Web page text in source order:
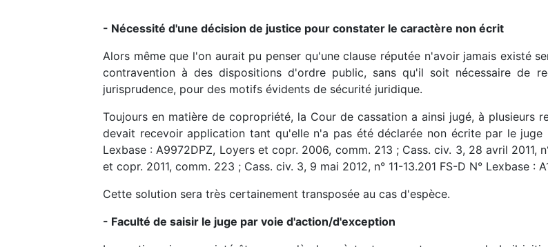
- Nécessité d'une décision de justice pour constater le caractère non écrit
Alors même que l'on aurait pu penser qu'une clause réputée n'avoir jamais existé
contravention à des dispositions d'ordre public, sans qu'il soit nécessaire de
jurisprudence, pour des motifs évidents de sécurité juridique.
Toujours en matière de copropriété, la Cour de cassation a ainsi jugé, à plusieurs
devait recevoir application tant qu'elle n'a pas été déclarée non écrite par le juge
Lexbase : A9972DPZ, Loyers et copr. 2006, comm. 213 ; Cass. civ. 3, 28 avril 2011,
et copr. 2011, comm. 223 ; Cass. civ. 3, 9 mai 2012, n° 11-13.201 FS-D N° Lexbase :
Cette solution sera très certainement transposée au cas d'espèce.
- Faculté de saisir le juge par voie d'action/d'exception